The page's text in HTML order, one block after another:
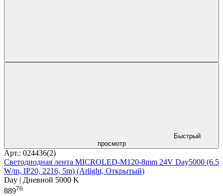
Быстрый
просмотр
Арт.: 024436(2)
Светодиодная лента MICROLED-M120-8mm 24V Day5000 (6.5
W/m, IP20, 2216, 5m) (Arlight, Открытый)
Day | Дневной 5000 K
88976